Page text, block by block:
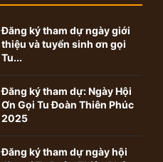
Đăng ký tham dự ngày giới
thiệu và tuyển sinh ơn gọi
Tu...
Đăng ký tham dự: Ngày Hội
Ơn Gọi Tu Đoàn Thiên Phúc
2025
Đăng ký tham dự ngày hội